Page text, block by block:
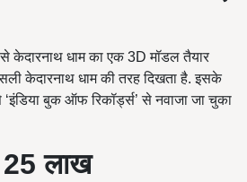
से केदारनाथ धाम का एक 3D मॉडल तैयार
केदारनाथ धाम की तरह दिखता है. इसके
बुक ऑफ रिकॉर्ड्स’ से नवाजा जा चुका
25 लाख